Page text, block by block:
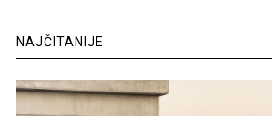
NAJČITANIJE